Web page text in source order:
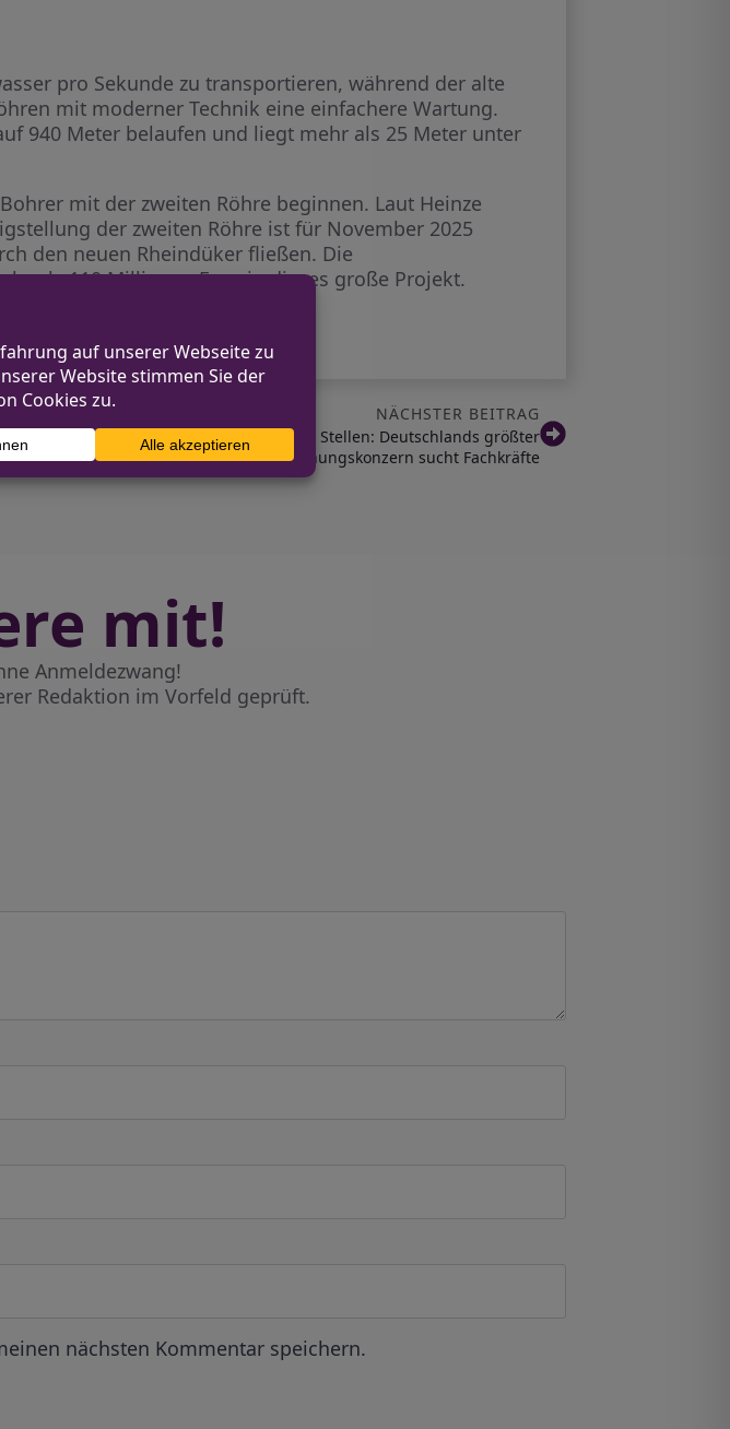
pro Sekunde zu transportieren, während der alte
mit moderner Technik eine einfachere Wartung.
940 Meter belaufen und liegt mehr als 25 Meter unter
mit der zweiten Röhre beginnen. Laut Heinze
der zweiten Röhre ist für November 2025
den neuen Rheindüker fließen. Die
als 110 Millionen Euro in dieses große Projekt.
NÄCHSTER BEITRAG
Vonovia mit 2.800 offenen Stellen: Deutschlands größter
Wohnungskonzern sucht Fachkräfte
mit!
Anmeldezwang!
Redaktion im Vorfeld geprüft.
nächsten Kommentar speichern.